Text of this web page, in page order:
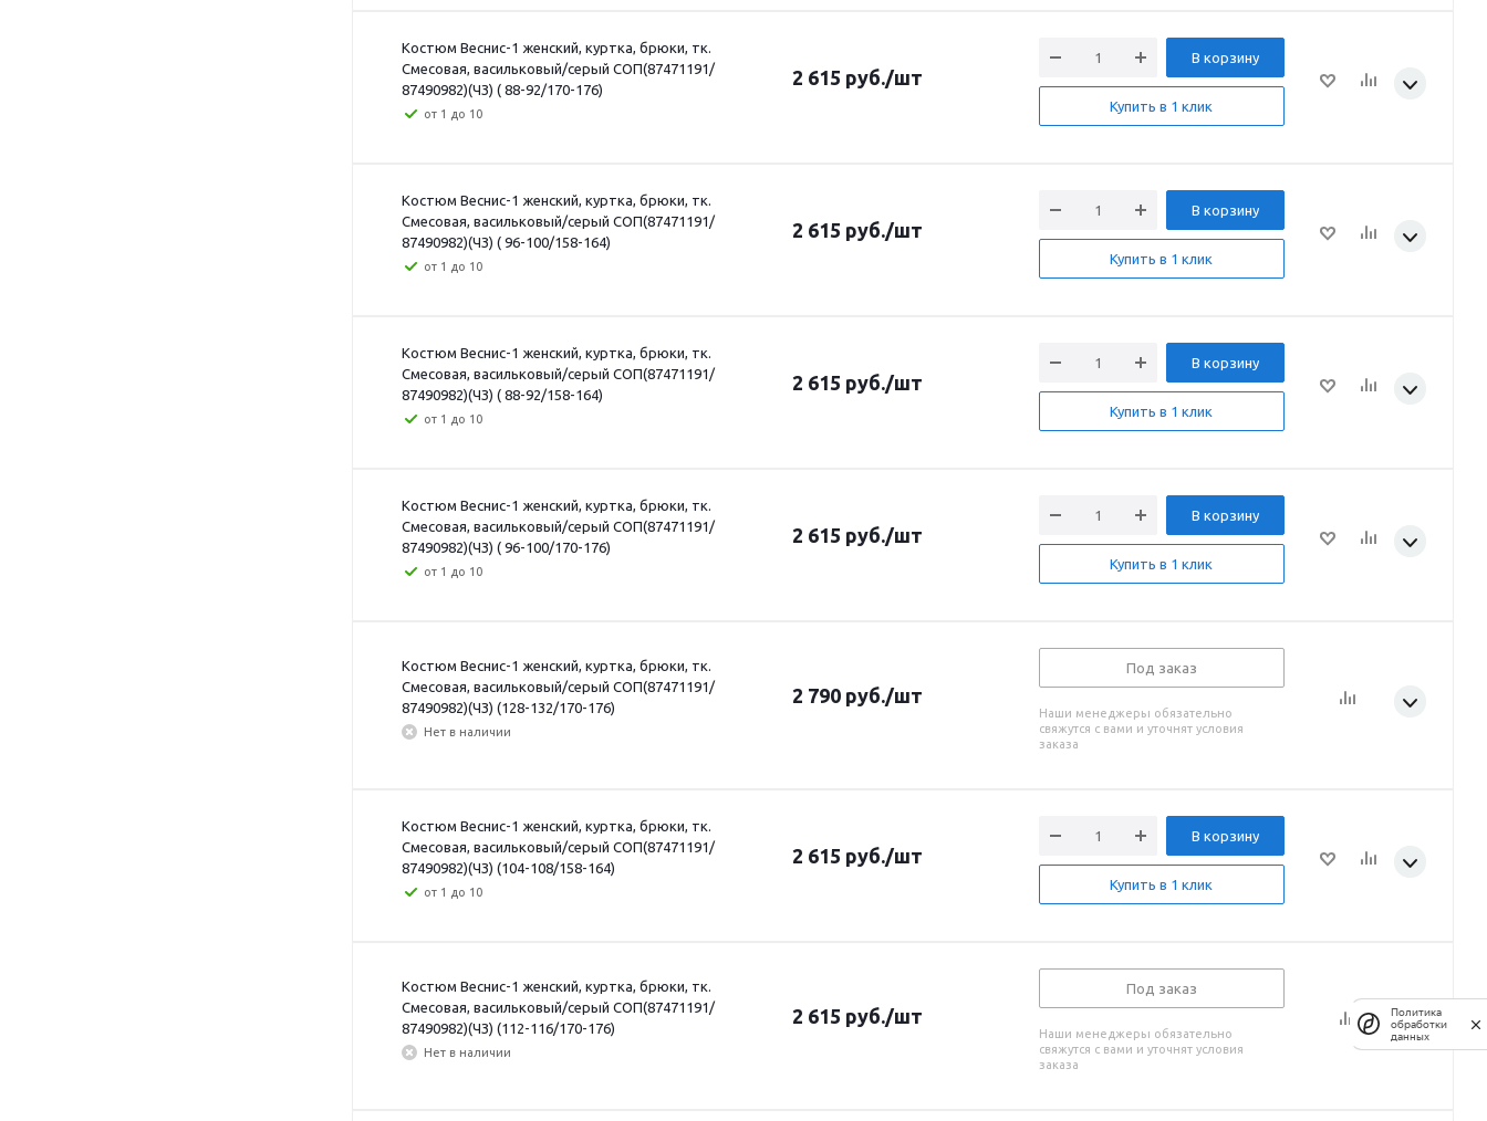
Костюм Веснис-1 женский, куртка, брюки, тк.
Смесовая, васильковый/серый СОП(87471191/
87490982)(ЧЗ) ( 88-92/170-176)
от 1 до 10
2 615 руб./шт
В корзину
Купить в 1 клик
Костюм Веснис-1 женский, куртка, брюки, тк.
Смесовая, васильковый/серый СОП(87471191/
87490982)(ЧЗ) ( 96-100/158-164)
от 1 до 10
2 615 руб./шт
В корзину
Купить в 1 клик
Костюм Веснис-1 женский, куртка, брюки, тк.
Смесовая, васильковый/серый СОП(87471191/
87490982)(ЧЗ) ( 88-92/158-164)
от 1 до 10
2 615 руб./шт
В корзину
Купить в 1 клик
Костюм Веснис-1 женский, куртка, брюки, тк.
Смесовая, васильковый/серый СОП(87471191/
87490982)(ЧЗ) ( 96-100/170-176)
от 1 до 10
2 615 руб./шт
В корзину
Купить в 1 клик
Костюм Веснис-1 женский, куртка, брюки, тк.
Смесовая, васильковый/серый СОП(87471191/
87490982)(ЧЗ) (128-132/170-176)
Нет в наличии
2 790 руб./шт
Под заказ
Наши менеджеры обязательно
свяжутся с вами и уточнят условия
заказа
Костюм Веснис-1 женский, куртка, брюки, тк.
Смесовая, васильковый/серый СОП(87471191/
87490982)(ЧЗ) (104-108/158-164)
от 1 до 10
2 615 руб./шт
В корзину
Купить в 1 клик
Костюм Веснис-1 женский, куртка, брюки, тк.
Смесовая, васильковый/серый СОП(87471191/
87490982)(ЧЗ) (112-116/170-176)
Нет в наличии
2 615 руб./шт
Под заказ
Наши менеджеры обязательно
свяжутся с вами и уточнят условия
заказа
Политика
обработки
данных